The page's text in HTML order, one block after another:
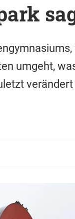
umgeht,
verändert